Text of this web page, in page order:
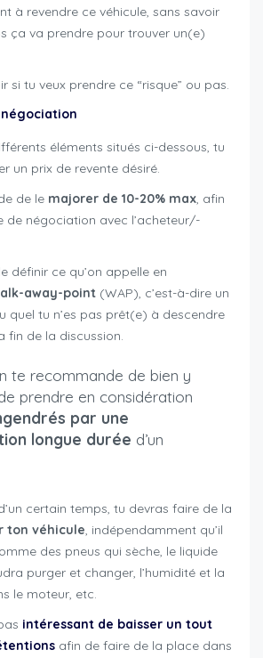
à revendre ce véhicule, sans savoir
ça va prendre pour trouver un(e)
si tu veux prendre ce “risque” ou pas.
éléments situés ci-dessous, tu
un prix de revente désiré.
de le majorer de 10-20% max, afin
de négociation avec l’acheteur/-
définir ce qu’on appelle en
away-point (WAP), c’est-à-dire un
quel tu n’es pas prêt(e) à descendre
fin de la discussion.
te recommande de bien y
prendre en considération
par une
longue durée d’un
certain temps, tu devras faire de la
ton véhicule, indépendamment qu’il
des pneus qui sèche, le liquide
purger et changer, l’humidité et la
le moteur, etc.
intéressant de baisser un tout
afin de faire de la place dans